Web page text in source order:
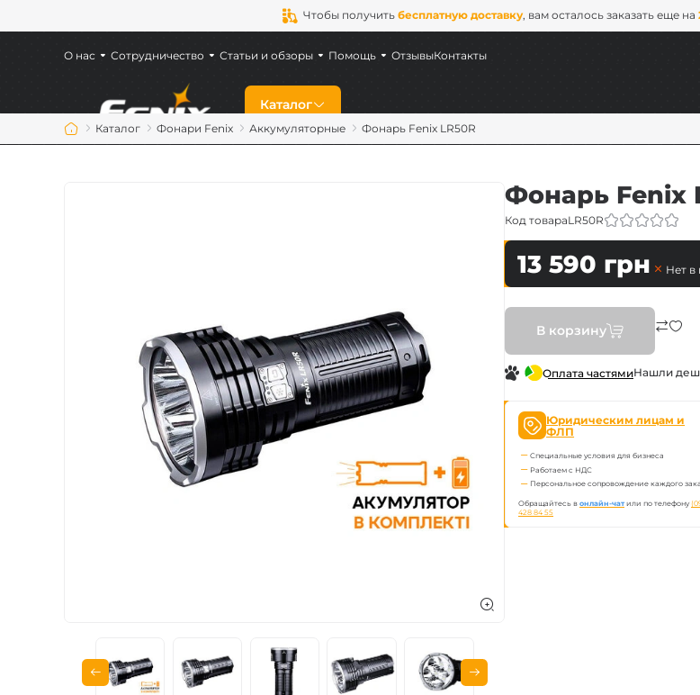
Чтобы получить бесплатную доставку, вам осталось заказать еще на
Каталог
Фонари для военных
Аккумуляторы Fenix
Зарядные устройства Fenix
Аксессуары для фонарей
О нас Сотрудничество Статьи и обзоры Помощь ОтзывыКонтакты
Каталог Фонари Fenix Аккумуляторные Фонарь Fenix LR50R
Фонарь Fenix
Код товараLR50R
13 590 грн Нет в
В корзину
Оплата частямиНашли
Юридическим лицам и
ФЛП
Специальные условия для бизнеса
Работаем с НДС
Персональное сопровождение каждого
Обращайтесь вонлайн-чатили по телефону
428 84 55